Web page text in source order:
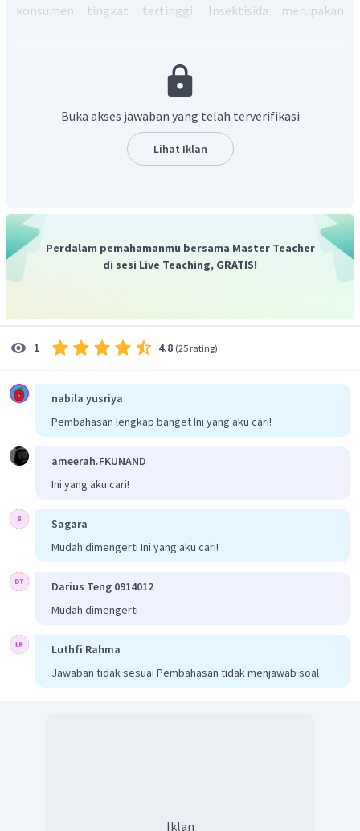
konsumen tingkat tertinggi. Insektisida merupakan
pada air tawar, maka penimbunan bahan tercemar yaitu
pada ikan besar sebagai konsumen tertinggi.
Buka akses jawaban yang telah terverifikasi
Lihat Iklan
Perdalam pemahamanmu bersama Master Teacher
di sesi Live Teaching, GRATIS!
1 4.8 (25 rating)
nabila yusriya
Pembahasan lengkap banget Ini yang aku cari!
ameerah.FKUNAND
Ini yang aku cari!
Sagara
Mudah dimengerti Ini yang aku cari!
Darius Teng 0914012
Mudah dimengerti
Luthfi Rahma
Jawaban tidak sesuai Pembahasan tidak menjawab soal
Iklan